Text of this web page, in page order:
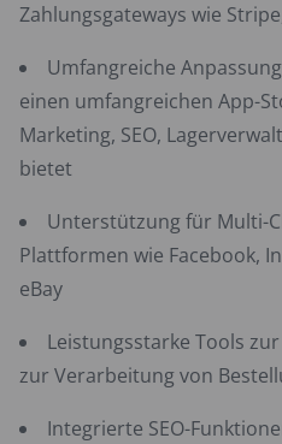
Zahlungsgateways wie
Umfangreiche
einen umfangreichen App-
Marketing, SEO,
bietet
Unterstützung für Multi-
Plattformen wie Facebook,
eBay
Leistungsstarke Tools
zur Verarbeitung von
Integrierte SEO-